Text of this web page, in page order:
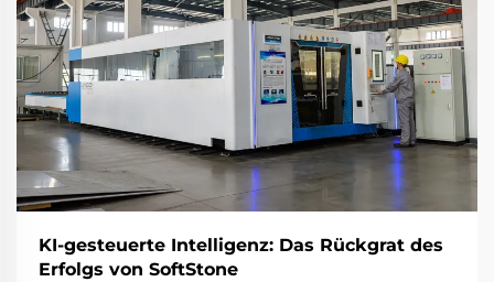
KI-gesteuerte Intelligenz: Das Rückgrat des
Erfolgs von SoftStone